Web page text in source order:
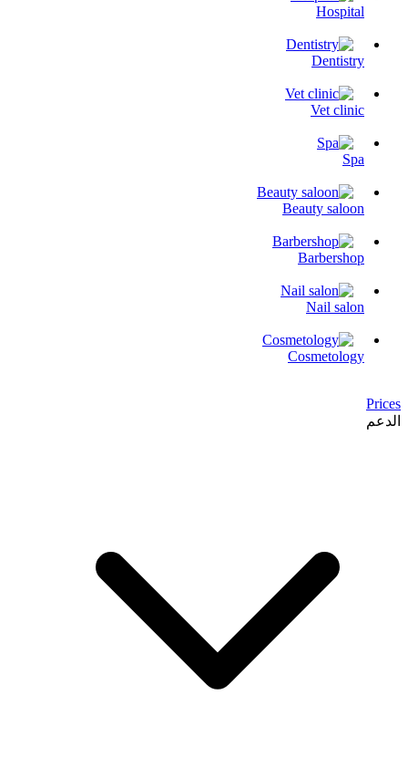
Hospital
Dentistry
Vet clinic
Spa
Beauty saloon
Barbershop
Nail salon
Cosmetology
Prices
الدعم